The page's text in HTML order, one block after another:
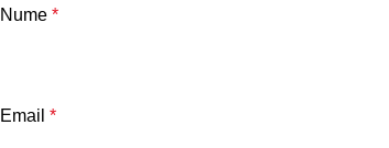
Nume *
Email *